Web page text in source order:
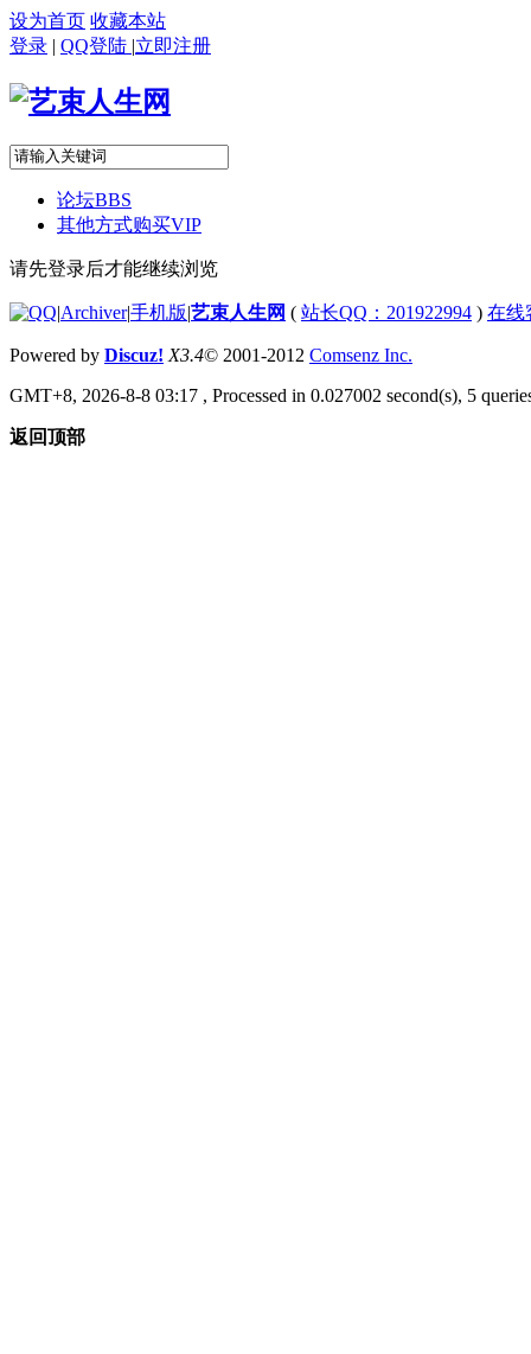
设为首页 收藏本站
登录 | QQ登陆 |立即注册
论坛BBS
其他方式购买VIP
请先登录后才能继续浏览
|Archiver|手机版|艺束人生网 ( 站长QQ：201922994 ) 在线
Powered by Discuz! X3.4© 2001-2012 Comsenz Inc.
GMT+8, 2026-8-8 03:17 , Processed in 0.027002 second(s), 5
返回顶部